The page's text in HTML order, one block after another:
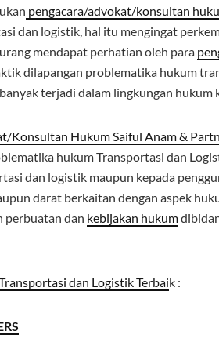
pengacara/advokat/konsultan
dan logistik, hal itu mengingat
mendapat perhatian oleh para
dilapangan problematika hukum
terjadi dalam lingkungan hukum
Konsultan Hukum Saiful Anam &
hukum Transportasi dan
dan logistik maupun kepada
darat berkaitan dengan aspek
perbuatan dan kebijakan hukum
dan Logistik Terbaik :